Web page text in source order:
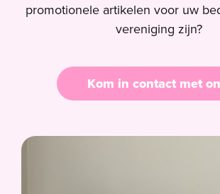
promotionele artikelen voor uw
vereniging zijn?
Kom in contact met